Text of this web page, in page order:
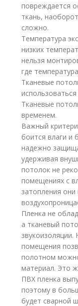
повреждается
ткань,
сложно.
Температура
низких
нельзя
где
Тканевые
Тканевые
временем.
Важный
боится влаги и
надежно
удерживая
потолок не
помещениях с
затопления
Пленка не
а тканевый
звукоизоляции.
помещения
полотном
материал. Это
ПВХ пленка
поэтому в
будет сварной